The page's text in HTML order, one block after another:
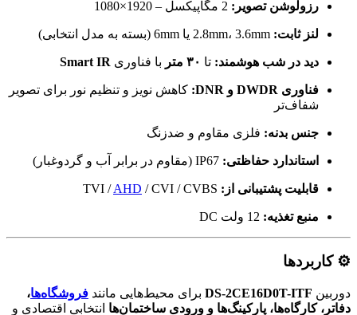
رزولوشن تصویر:
لنز ثابت:
دید در شب هوشمند: تا ۳۰ متر با فناوری Smart IR
فناوری DWDR و DNR:
کاهش نویز و تنظیم نور برای تصویر
شفاف‌تر
جنس بدنه: فلزی مقاوم و ضدزنگ
استاندارد حفاظتی:
قابلیت پشتیبانی از: AHD / CVI / CVBS
منبع تغذیه:
⚙️ کاربردها
دوربین DS-2CE16D0T-ITF برای محیط‌هایی مانند فروشگاه‌ها،
دفاتر، کارگاه‌ها، پارکینگ‌ها و ورودی ساختمان‌ها انتخابی اقتصادی و